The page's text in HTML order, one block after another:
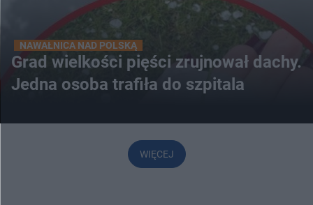
NAWAŁNICA NAD POLSKĄ
Grad wielkości pięści zrujnował dachy.
Jedna osoba trafiła do szpitala
WIĘCEJ